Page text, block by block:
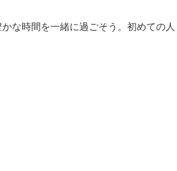
な時間を一緒に過ごそう。初めての